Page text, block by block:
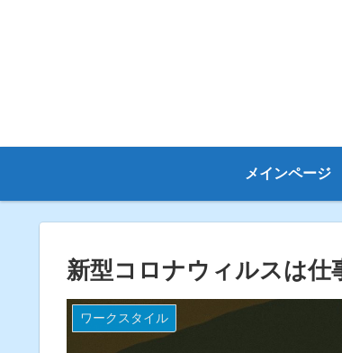
メインページ
新型コロナウィルスは
ワークスタイル